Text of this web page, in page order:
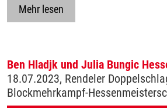
Mehr lesen
Ben Hladjk und Julia Bungic
18.07.2023, Rendeler
Blockmehrkampf-